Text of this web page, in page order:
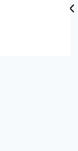
en él y